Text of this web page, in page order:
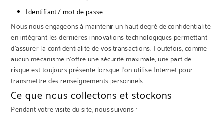
Identifiant / mot de passe
Nous nous engageons à maintenir un haut degré de confidentialité
en intégrant les dernières innovations technologiques permettant
d’assurer la confidentialité de vos transactions. Toutefois, comme
aucun mécanisme n’offre une sécurité maximale, une part de
risque est toujours présente lorsque l’on utilise Internet pour
transmettre des renseignements personnels.
Ce que nous collectons et stockons
Pendant votre visite du site, nous suivons :